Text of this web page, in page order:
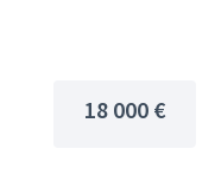
18 000 €